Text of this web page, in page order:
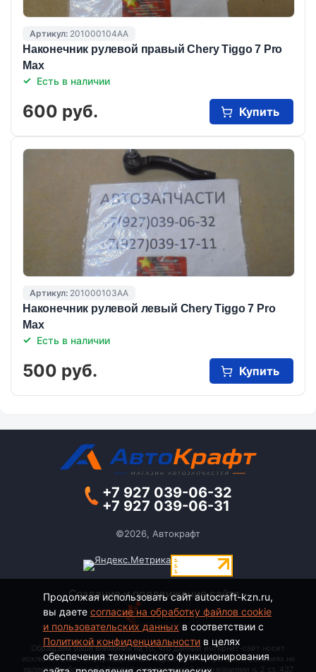
Артикул: 201000104AA
Наконечник рулевой правый Chery Tiggo 7 Pro
Max
Есть в наличии
600 руб. Купить
Артикул: 201000103AA
Наконечник рулевой левый Chery Tiggo 7 Pro
Max
Есть в наличии
500 руб. Купить
+7 927 039-06-32
+7 927 039-06-31
©2026, Автокрафт
Создание и продвижение сайта -
Обращаем Ваше внимание на то, что данный интернет-сайт носит
исключительно информационный характер и ни при каких условиях не
является публичной офертой, определяемой положениями ч. 2 ст. 437
Продолжая использовать сайт autocraft-kzn.ru,
вы даете согласие на обработку файлов cookie
и пользовательских данных в соответствии с
Политикой конфиденциальностив целях
обеспечения технического функционирования